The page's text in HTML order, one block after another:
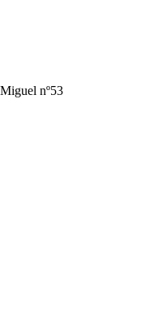
nº53